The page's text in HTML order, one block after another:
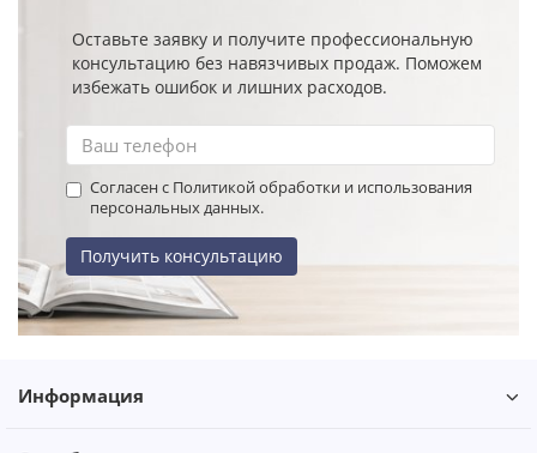
Оставьте заявку и получите профессиональную
консультацию без навязчивых продаж. Поможем
избежать ошибок и лишних расходов.
Согласен с Политикой обработки и использования
персональных данных.
Получить консультацию
Информация